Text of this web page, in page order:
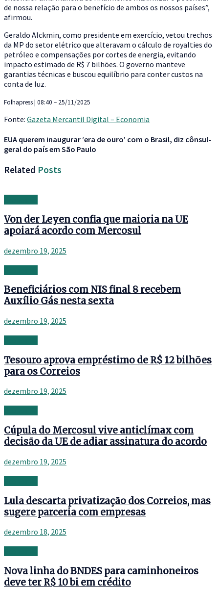
de nossa relação para o benefício de ambos os nossos países”,
afirmou.
Geraldo Alckmin, como presidente em exercício, vetou trechos
da MP do setor elétrico que alteravam o cálculo de royalties do
petróleo e compensações por cortes de energia, evitando
impacto estimado de R$ 7 bilhões. O governo manteve
garantias técnicas e buscou equilíbrio para conter custos na
conta de luz.
Folhapress | 08:40 – 25/11/2025
Fonte: Gazeta Mercantil Digital – Economia
EUA querem inaugurar ‘era de ouro’ com o Brasil, diz cônsul-
geral do país em São Paulo
Related Posts
Von der Leyen confia que maioria na UE
apoiará acordo com Mercosul
dezembro 19, 2025
Beneficiários com NIS final 8 recebem
Auxílio Gás nesta sexta
dezembro 19, 2025
Tesouro aprova empréstimo de R$ 12 bilhões
para os Correios
dezembro 19, 2025
Cúpula do Mercosul vive anticlímax com
decisão da UE de adiar assinatura do acordo
dezembro 19, 2025
Lula descarta privatização dos Correios, mas
sugere parceria com empresas
dezembro 18, 2025
Nova linha do BNDES para caminhoneiros
deve ter R$ 10 bi em crédito